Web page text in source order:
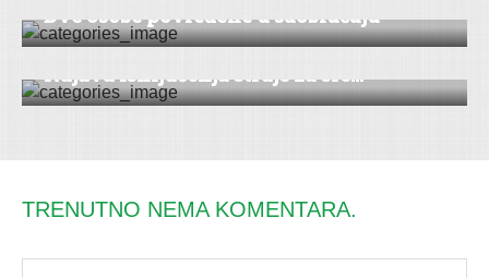
Dve osobe povređene u saobraćaju
SERVIS
Najava isključenja struje za sre...
TRENUTNO NEMA KOMENTARA.